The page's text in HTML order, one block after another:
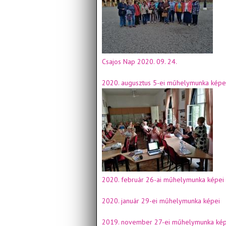
Csajos Nap 2020. 09. 24.
2020. augusztus 5-ei műhelymunka
2020. február 26-ai műhelymunka képei
2020. január 29-ei műhelymunka képei
2019. november 27-ei műhelymunka